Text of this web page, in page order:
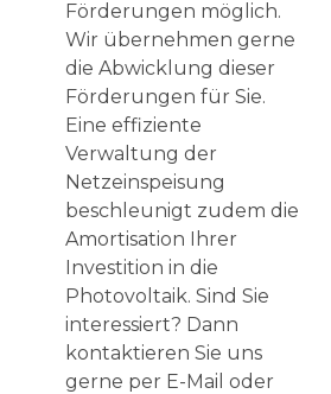
Förderungen möglich.
Wir übernehmen gerne
die Abwicklung dieser
Förderungen für Sie.
Eine effiziente
Verwaltung der
Netzeinspeisung
beschleunigt zudem die
Amortisation Ihrer
Investition in die
Photovoltaik. Sind Sie
interessiert? Dann
kontaktieren Sie uns
gerne per E-Mail oder